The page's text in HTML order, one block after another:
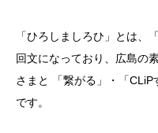
「ひろしましろひ」とは、
回文になっており、広島の
さまと 「繋がる」・「CLiP
です。